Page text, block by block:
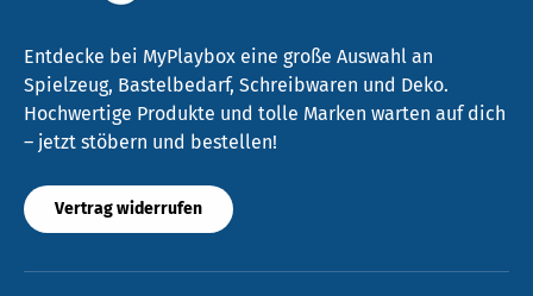
Entdecke bei MyPlaybox eine große Auswahl an
Spielzeug, Bastelbedarf, Schreibwaren und Deko.
Hochwertige Produkte und tolle Marken warten auf dich
– jetzt stöbern und bestellen!
Vertrag widerrufen